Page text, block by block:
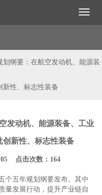
划纲要：在航空发动机、能源装
新性、标志性装备
发动机、能源装备、工业
创新性、标志性装备
点击次数：164
五年规划纲要发布。其中
量发展行动，提升产业链自